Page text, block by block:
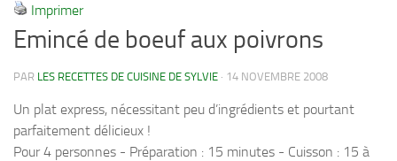
Imprimer
Emincé de boeuf aux poivrons
PAR LES RECETTES DE CUISINE DE SYLVIE · 14 NOVEMBRE 2008
Un plat express, nécessitant peu d’ingrédients et pourtant
parfaitement délicieux !
Pour 4 personnes - Préparation : 15 minutes - Cuisson : 15 à